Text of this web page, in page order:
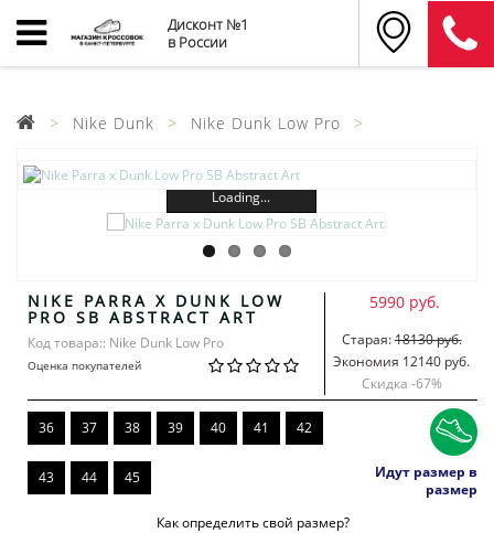
Дисконт №1
в России
Nike Dunk Nike Dunk Low Pro
Loading...
NIKE PARRA X DUNK LOW
PRO SB ABSTRACT ART
Код товара:: Nike Dunk Low Pro
Оценка покупателей
5990 руб.
Старая:18130 руб.
Экономия 12140 руб.
Скидка -67%
36 37 38 39 40 41 42
43 44 45
Идут размер в
размер
Как определить свой размер?